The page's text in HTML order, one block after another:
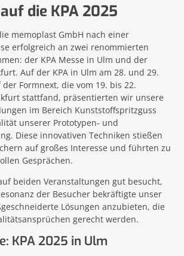
die KPA 2025
memoplast GmbH nach einer
erfolgreich an zwei renommierten
der KPA Messe in Ulm und der
Auf der KPA in Ulm am 28. und 29.
Formnext, die vom 19. bis 22.
stattfand, präsentierten wir unsere
im Bereich Kunststoffspritzguss
unserer Prototypen- und
Diese innovativen Techniken stießen
auf großes Interesse und führten zu
Gesprächen.
beiden Veranstaltungen gut besucht,
der Besucher bekräftigte unser
Lösungen anzubieten, die
gerecht werden.
KPA 2025 in Ulm